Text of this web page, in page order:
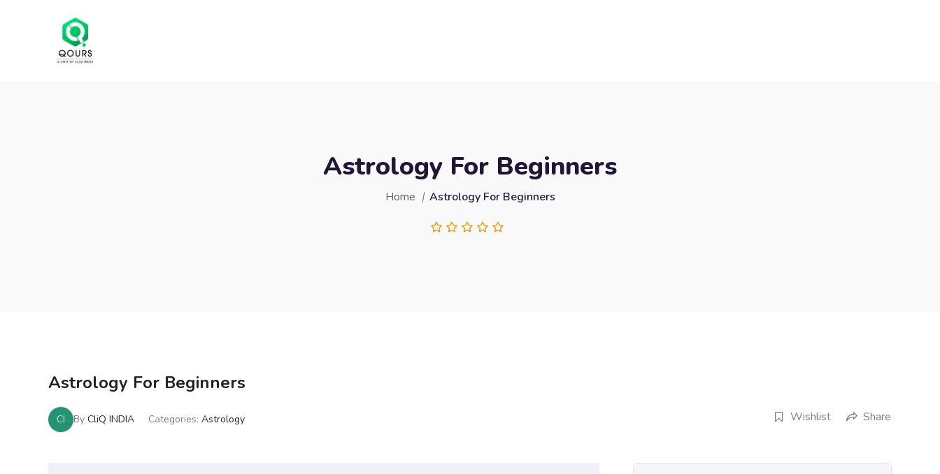
Astrology For Beginners
Home Astrology For Beginners
Astrology For Beginners
CI By CliQ INDIA Categories: Astrology Wishlist Share